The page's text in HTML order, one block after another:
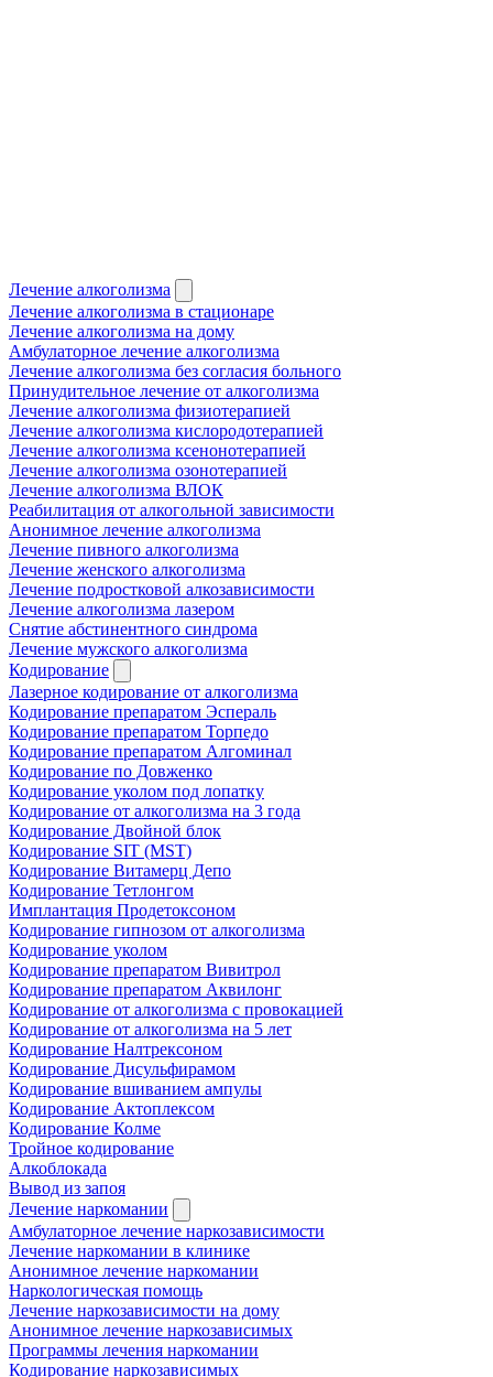
Лечение алкоголизма
Лечение алкоголизма в стационаре
Лечение алкоголизма на дому
Амбулаторное лечение алкоголизма
Лечение алкоголизма без согласия больного
Принудительное лечение от алкоголизма
Лечение алкоголизма физиотерапией
Лечение алкоголизма кислородотерапией
Лечение алкоголизма ксенонотерапией
Лечение алкоголизма озонотерапией
Лечение алкоголизма ВЛОК
Реабилитация от алкогольной зависимости
Анонимное лечение алкоголизма
Лечение пивного алкоголизма
Лечение женского алкоголизма
Лечение подростковой алкозависимости
Лечение алкоголизма лазером
Снятие абстинентного синдрома
Лечение мужского алкоголизма
Кодирование
Лазерное кодирование от алкоголизма
Кодирование препаратом Эспераль
Кодирование препаратом Торпедо
Кодирование препаратом Алгоминал
Кодирование по Довженко
Кодирование уколом под лопатку
Кодирование от алкоголизма на 3 года
Кодирование Двойной блок
Кодирование SIT (MST)
Кодирование Витамерц Депо
Кодирование Тетлонгом
Имплантация Продетоксоном
Кодирование гипнозом от алкоголизма
Кодирование уколом
Кодирование препаратом Вивитрол
Кодирование препаратом Аквилонг
Кодирование от алкоголизма с провокацией
Кодирование от алкоголизма на 5 лет
Кодирование Налтрексоном
Кодирование Дисульфирамом
Кодирование вшиванием ампулы
Кодирование Актоплексом
Кодирование Колме
Тройное кодирование
Алкоблокада
Вывод из запоя
Лечение наркомании
Амбулаторное лечение наркозависимости
Лечение наркомании в клинике
Анонимное лечение наркомании
Наркологическая помощь
Лечение наркозависимости на дому
Анонимное лечение наркозависимых
Программы лечения наркомании
Кодирование наркозависимых